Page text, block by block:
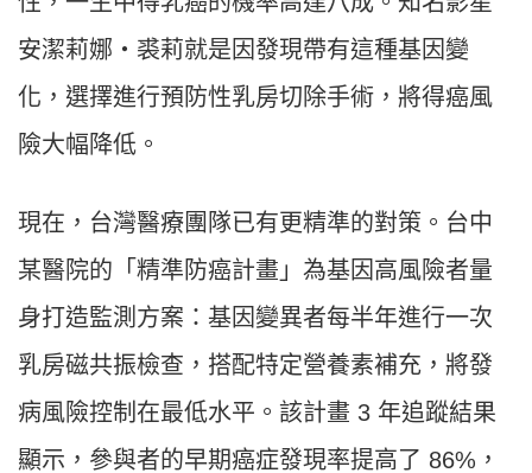
安潔莉娜‧裘莉就是因發現帶有這種基因變
化，選擇進行預防性乳房切除手術，將得癌風
險大幅降低。
現在，台灣醫療團隊已有更精準的對策。台中
某醫院的「精準防癌計畫」為基因高風險者量
身打造監測方案：基因變異者每半年進行一次
乳房磁共振檢查，搭配特定營養素補充，將發
病風險控制在最低水平。該計畫 3 年追蹤結果
顯示，參與者的早期癌症發現率提高了 86%，